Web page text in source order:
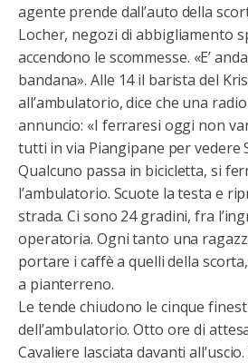
agente prende dall’auto della
Locher, negozi di abbigliamento
accendono le scommesse. «E’
bandana». Alle 14 il barista del
all’ambulatorio, dice che una
annuncio: «I ferraresi oggi non
tutti in via Piangipane per vedere
Qualcuno passa in bicicletta, si
l’ambulatorio. Scuote la testa e
strada. Ci sono 24 gradini, fra
operatoria. Ogni tanto una
portare i caffè a quelli della
a pianterreno.
Le tende chiudono le cinque
dell’ambulatorio. Otto ore di
Cavaliere lasciata davanti all’uscio.